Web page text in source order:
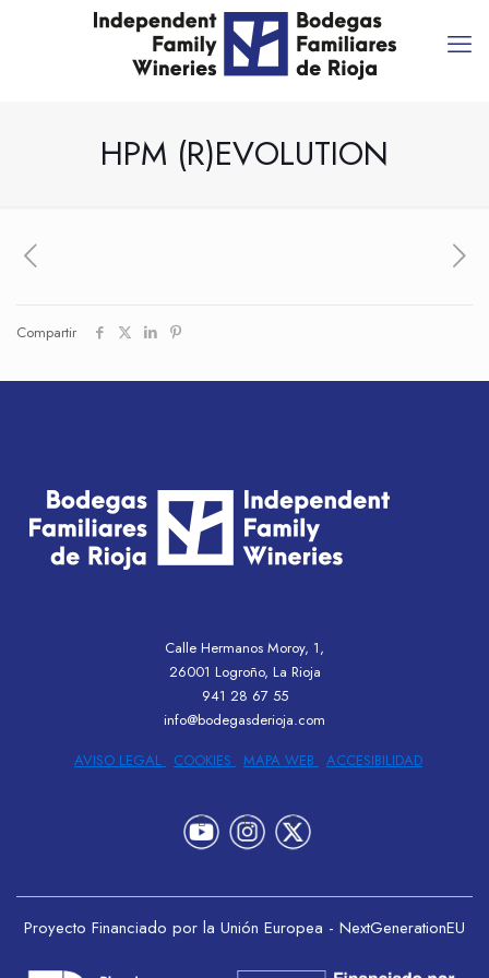
HPM (R)EVOLUTION
Compartir
Calle Hermanos Moroy, 1,
26001 Logroño, La Rioja
941 28 67 55
info@bodegasderioja.com
AVISO LEGAL
COOKIES MAPA WEB ACCESIBILIDAD
Proyecto Financiado por la Unión Europea - NextGenerationEU